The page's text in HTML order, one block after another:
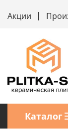
Акции
Каталог